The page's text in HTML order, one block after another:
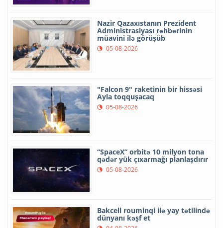
Nazir Qazaxıstanın Prezident
Administrasiyası rəhbərinin
müavini ilə görüşüb
05-08-2026
"Falcon 9" raketinin bir hissəsi
Ayla toqquşacaq
05-08-2026
“SpaceX” orbitə 10 milyon tona
qədər yük çıxarmağı planlaşdırır
05-08-2026
Bakcell rouminqi ilə yay tətilində
dünyanı kəşf et